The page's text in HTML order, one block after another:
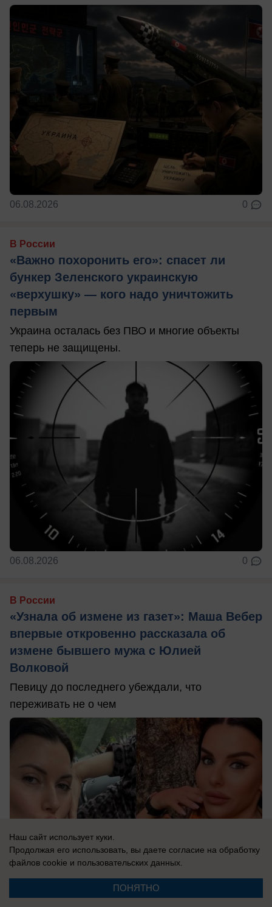
06.08.2026 0
В России
«Важно похоронить его»: спасет ли
бункер Зеленского украинскую
«верхушку» — кого надо уничтожить
первым
Украина осталась без ПВО и многие объекты
теперь не защищены.
06.08.2026 0
В России
«Узнала об измене из газет»: Маша Вебер
впервые откровенно рассказала об
измене бывшего мужа с Юлией
Волковой
Певицу до последнего убеждали, что
переживать не о чем
Наш сайт использует куки.
Продолжая его использовать, вы даете согласие на обработку
файлов cookie и пользовательских данных.
ПОНЯТНО